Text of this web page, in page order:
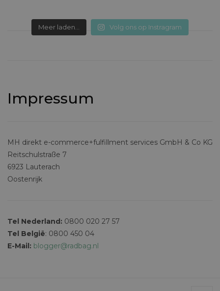
Meer laden... Volg ons op Instragram
Impressum
MH direkt e-commerce+fulfillment services GmbH & Co KG
Reitschulstraße 7
6923 Lauterach
Oostenrijk
Tel Nederland: 0800 020 27 57
Tel België: 0800 450 04
E-Mail: blogger@radbag.nl